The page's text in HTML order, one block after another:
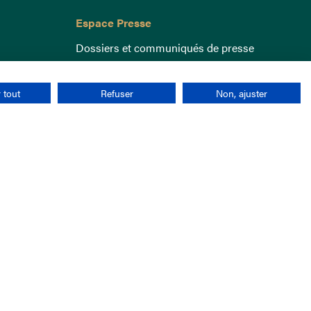
Espace Presse
Dossiers et communiqués de presse
tout Refuser Non, ajuster